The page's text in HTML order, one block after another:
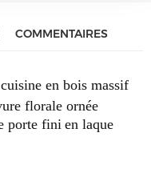
COMMENTAIRES
en bois massif
florale ornée
porte fini en laque